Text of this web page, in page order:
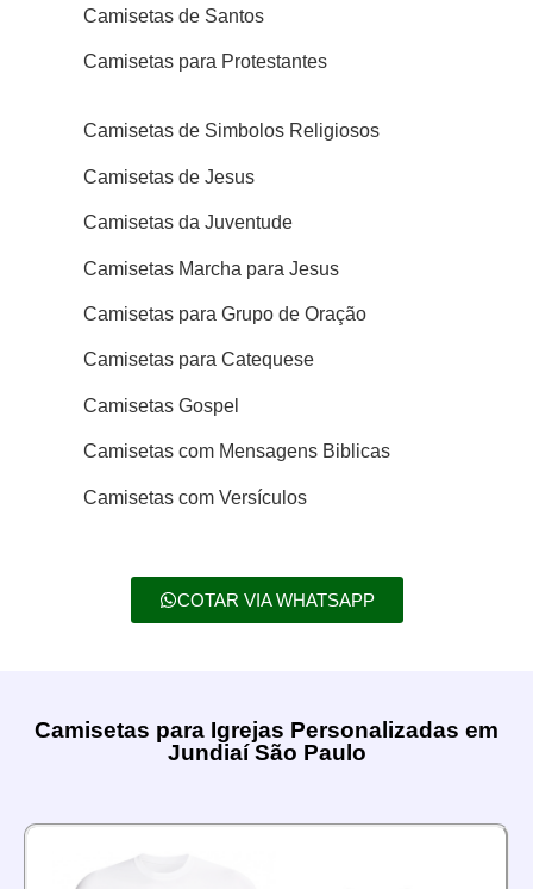
Camisetas de Santos
Camisetas para Protestantes
Camisetas de Simbolos Religiosos
Camisetas de Jesus
Camisetas da Juventude
Camisetas Marcha para Jesus
Camisetas para Grupo de Oração
Camisetas para Catequese
Camisetas Gospel
Camisetas com Mensagens Biblicas
Camisetas com Versículos
COTAR VIA WHATSAPP
Camisetas para Igrejas Personalizadas em
Jundiaí São Paulo